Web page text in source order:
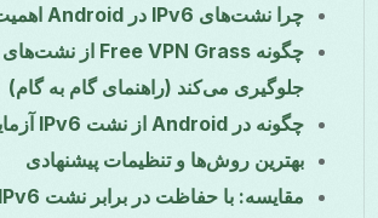
چرا نشت‌های IPv6 در Android اهمیت دارند
جلوگیری می‌کند (راهنمای گام به گام)
چگونه در Android از نشت IPv6 آزمایش کنیم
بهترین روش‌ها و تنظیمات پیشنهادی